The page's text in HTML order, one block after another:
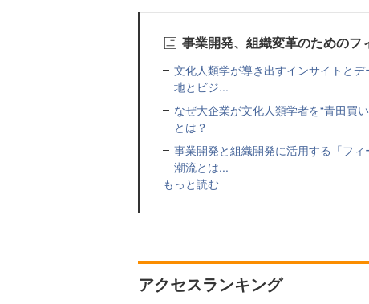
事業開発、組織変革のための
文化人類学が導き出すインサイトと
地とビジ...
なぜ大企業が文化人類学者を“青田買
とは？
事業開発と組織開発に活用する「フ
潮流とは...
もっと読む
アクセスランキング